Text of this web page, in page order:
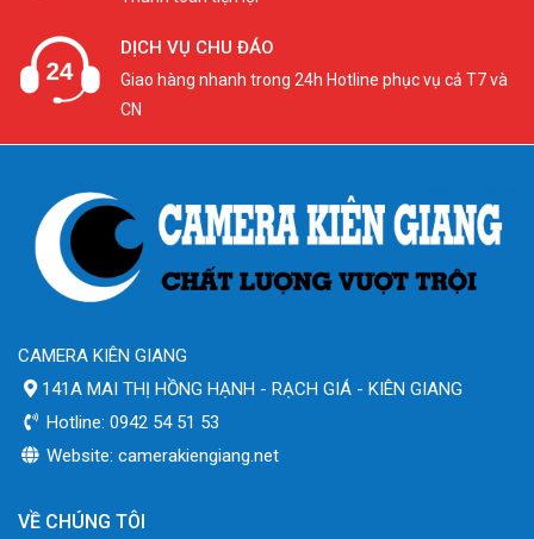
DỊCH VỤ CHU ĐÁO
Giao hàng nhanh trong 24h Hotline phục vụ cả T7 và
CN
CAMERA KIÊN GIANG
141A MAI THỊ HỒNG HẠNH - RẠCH GIÁ - KIÊN GIANG
Hotline: 0942 54 51 53
Website: camerakiengiang.net
VỀ CHÚNG TÔI